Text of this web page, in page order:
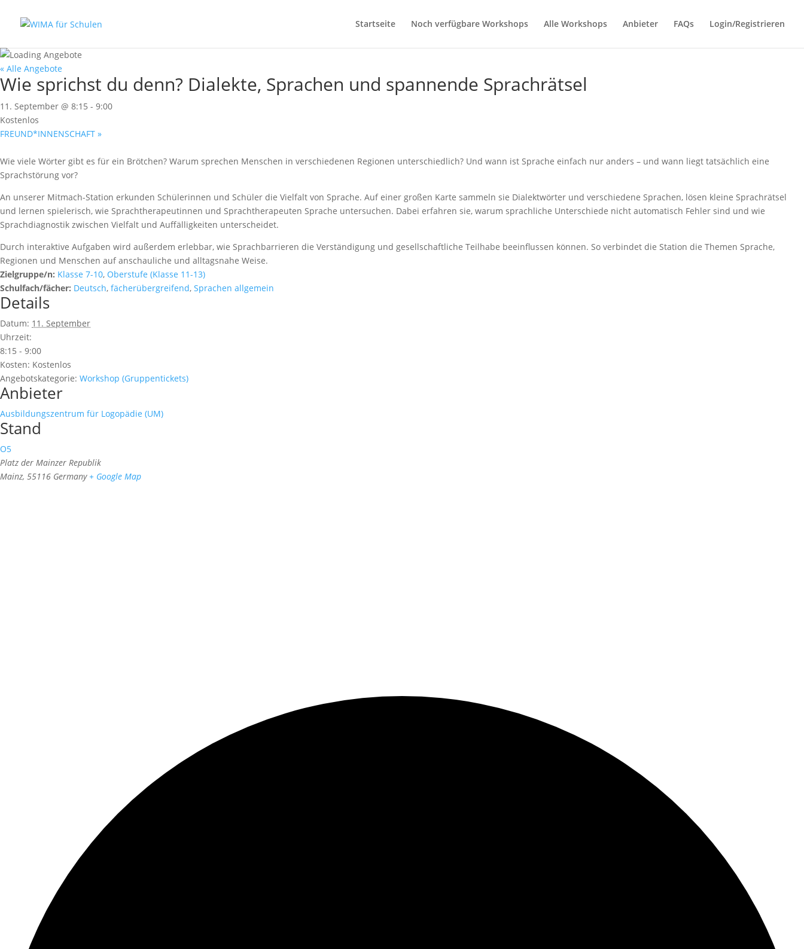
Startseite Noch verfügbare Workshops Alle Workshops Anbieter FAQs Login/Registrieren
« Alle Angebote
Wie sprichst du denn? Dialekte, Sprachen und spannende Sprachrätsel
11. September @ 8:15 - 9:00
Kostenlos
FREUND*INNENSCHAFT »
Wie viele Wörter gibt es für ein Brötchen? Warum sprechen Menschen in verschiedenen Regionen unterschiedlich? Und wann ist Sprache einfach nur anders – und wann liegt tatsächlich eine
Sprachstörung vor?
An unserer Mitmach-Station erkunden Schülerinnen und Schüler die Vielfalt von Sprache. Auf einer großen Karte sammeln sie Dialektwörter und verschiedene Sprachen, lösen kleine Sprachrätsel
und lernen spielerisch, wie Sprachtherapeutinnen und Sprachtherapeuten Sprache untersuchen. Dabei erfahren sie, warum sprachliche Unterschiede nicht automatisch Fehler sind und wie
Sprachdiagnostik zwischen Vielfalt und Auffälligkeiten unterscheidet.
Durch interaktive Aufgaben wird außerdem erlebbar, wie Sprachbarrieren die Verständigung und gesellschaftliche Teilhabe beeinflussen können. So verbindet die Station die Themen Sprache,
Regionen und Menschen auf anschauliche und alltagsnahe Weise.
Zielgruppe/n: Klasse 7-10, Oberstufe (Klasse 11-13)
Schulfach/fächer: Deutsch, fächerübergreifend, Sprachen allgemein
Details
Datum: 11. September
Uhrzeit:
8:15 - 9:00
Kosten: Kostenlos
Angebotskategorie: Workshop (Gruppentickets)
Anbieter
Ausbildungszentrum für Logopädie (UM)
Stand
O5
Platz der Mainzer Republik
Mainz, 55116 Germany + Google Map